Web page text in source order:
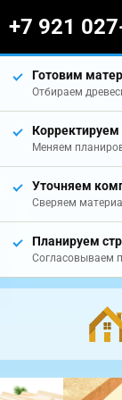
+7 921
Готовим
Отбираем
Меняем
Уточняем
Сверяем
Планируем
Согласовываем